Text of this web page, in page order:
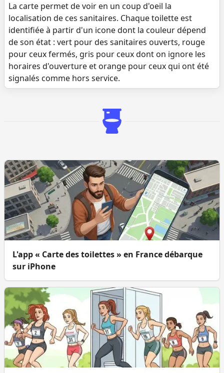
La carte permet de voir en un coup d'oeil la
localisation de ces sanitaires. Chaque toilette est
identifiée à partir d'un icone dont la couleur dépend
de son état : vert pour des sanitaires ouverts, rouge
pour ceux fermés, gris pour ceux dont on ignore les
horaires d'ouverture et orange pour ceux qui ont été
signalés comme hors service.
L'app « Carte des toilettes » en France débarque
sur iPhone